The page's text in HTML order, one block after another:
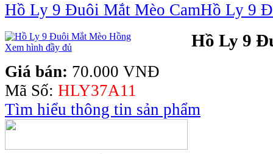
Hồ Ly 9 Đuôi Mắt Mèo CamHồ Ly 9
Xem hình đầy đủ Hồ Ly 9
Giá bán: 70.000 VNĐ
Mã Số: HLY37A11
Tìm hiểu thông tin sản phẩm